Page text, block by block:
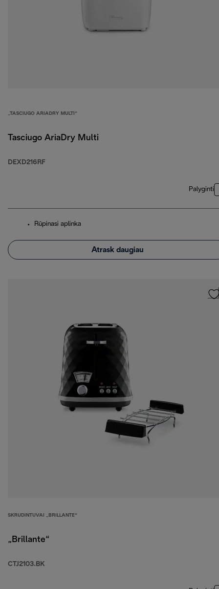
„TASCIUGO ARIADRY MULTI“
Tasciugo AriaDry Multi
DEXD216RF
Palyginti
Rūpinasi aplinka
Atrask daugiau
SKRUDINTUVAI „BRILLANTE“
„Brillante“
CTJ2103.BK